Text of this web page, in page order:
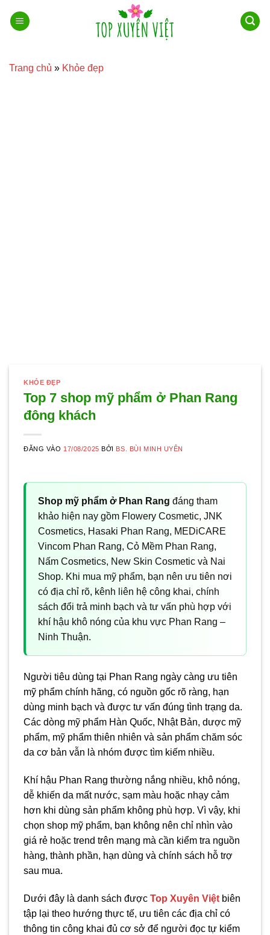
qua
Trang chủ » Khỏe đẹp
KHỎE ĐẸP
Top 7 shop mỹ phẩm ở Phan Rang
đông khách
ĐĂNG VÀO 17/08/2025 BỞI BS. BÙI MINH UYÊN
Shop mỹ phẩm ở Phan Rang đáng tham
khảo hiện nay gồm Flowery Cosmetic, JNK
Cosmetics, Hasaki Phan Rang, MEDiCARE
Vincom Phan Rang, Cỏ Mềm Phan Rang,
Nấm Cosmetics, New Skin Cosmetic và Nai
Shop. Khi mua mỹ phẩm, bạn nên ưu tiên nơi
có địa chỉ rõ, kênh liên hệ công khai, chính
sách đổi trả minh bạch và tư vấn phù hợp với
khí hậu khô nóng của khu vực Phan Rang –
Ninh Thuận.
Người tiêu dùng tại Phan Rang ngày càng ưu tiên
mỹ phẩm chính hãng, có nguồn gốc rõ ràng, hạn
dùng minh bạch và được tư vấn đúng tình trạng da.
Các dòng mỹ phẩm Hàn Quốc, Nhật Bản, dược mỹ
phẩm, mỹ phẩm thiên nhiên và sản phẩm chăm sóc
da cơ bản vẫn là nhóm được tìm kiếm nhiều.
Khí hậu Phan Rang thường nắng nhiều, khô nóng,
dễ khiến da mất nước, sạm màu hoặc nhạy cảm
hơn khi dùng sản phẩm không phù hợp. Vì vậy, khi
chọn shop mỹ phẩm, bạn không nên chỉ nhìn vào
giá rẻ hoặc trend trên mạng mà cần kiểm tra nguồn
hàng, thành phần, hạn dùng và chính sách hỗ trợ
sau mua.
Dưới đây là danh sách được Top Xuyên Việt biên
tập lại theo hướng thực tế, ưu tiên các địa chỉ có
thông tin công khai đủ cơ sở để người đọc tự kiểm